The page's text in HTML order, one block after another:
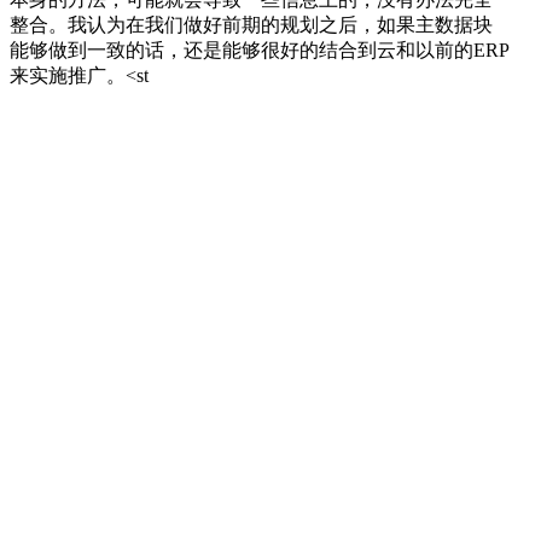
整合。我认为在我们做好前期的规划之后，如果主数据块
能够做到一致的话，还是能够很好的结合到云和以前的ERP
来实施推广。<st